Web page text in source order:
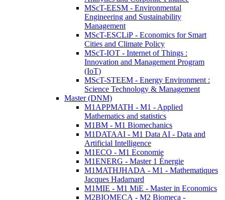
MScT-EESM - Environmental
Engineering and Sustainability
Management
MScT-ESCLiP - Economics for Smart
Cities and Climate Policy
MScT-IOT - Internet of Things :
Innovation and Management Program
(IoT)
MScT-STEEM - Energy Environment :
Science Technology & Management
Master (DNM)
M1APPMATH - M1 - Applied
Mathematics and statistics
M1BM - M1 Biomechanics
M1DATAAI - M1 Data AI - Data and
Artificial Intelligence
M1ECO - M1 Economie
M1ENERG - Master 1 Énergie
M1MATHJHADA - M1 - Mathematiques
Jacques Hadamard
M1MIE - M1 MiE - Master in Economics
M2BIOMECA - M2 Biomeca -